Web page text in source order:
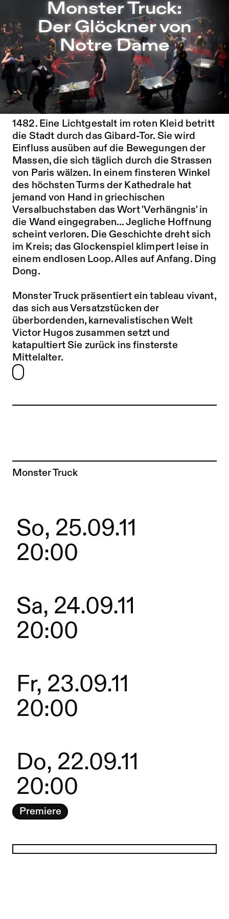
Zu Programm springen
Zu Aktuelles springen
Zu Seiten springen
Monster Truck: Der Glöckner von Notre Dame –
Monster Truck:
Der Glöckner von
Notre Dame
Zur Künstler*in-Seite von
Monster Truck
?AUF DASS IHR SO TAUB WERDET WIE
ICH!? (Quasimodo)
1482. Eine Lichtgestalt im roten Kleid betritt
die Stadt durch das Gibard-Tor. Sie wird
Einfluss ausüben auf die Bewegungen der
Massen, die sich täglich durch die Strassen
von Paris wälzen. In einem finsteren Winkel
des höchsten Turms der Kathedrale hat
jemand von Hand in griechischen
Versalbuchstaben das Wort 'Verhängnis' in
die Wand eingegraben... Jegliche Hoffnung
scheint verloren. Die Geschichte dreht sich
im Kreis; das Glockenspiel klimpert leise in
einem endlosen Loop. Alles auf Anfang. Ding
Dong.
Monster Truck präsentiert ein tableau vivant,
das sich aus Versatzstücken der
überbordenden, karnevalistischen Welt
Victor Hugos zusammen setzt und
katapultiert Sie zurück ins finsterste
Mittelalter.
So, 25.09.11
20:00
Sa, 24.09.11
20:00
Fr, 23.09.11
20:00
Do, 22.09.11
20:00
Premiere